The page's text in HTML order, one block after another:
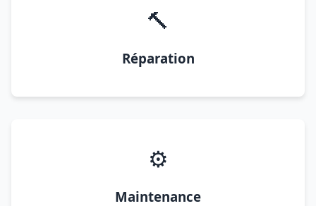
🔨
Réparation
⚙️
Maintenance